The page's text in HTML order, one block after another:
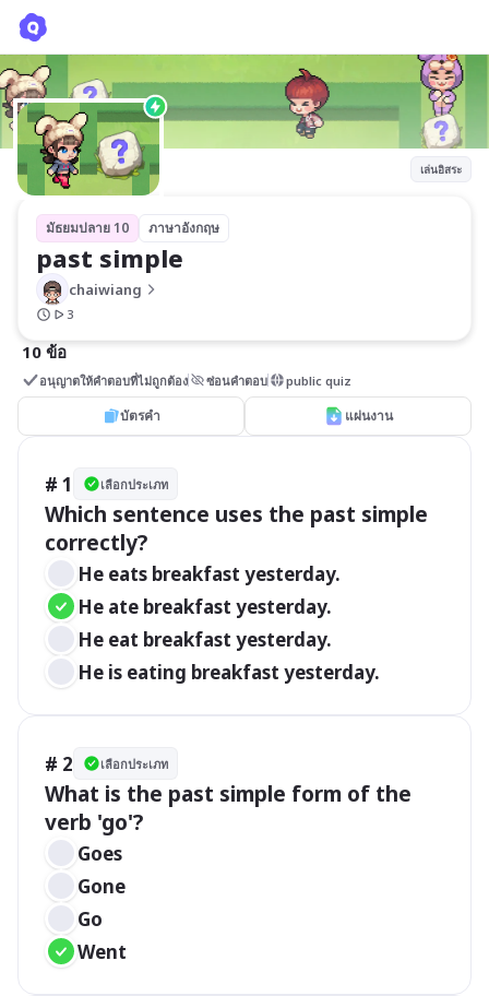
เล่นอิสระ
มัธยมปลาย 10 ภาษาอังกฤษ
past simple
chaiwiang
3
10 ข้อ
อนุญาตให้คำตอบที่ไม่ถูกต้อง ซ่อนคำตอบ public quiz
บัตรคำ แผ่นงาน
# 1 เลือกประเภท
Which sentence uses the past simple
correctly?
He eats breakfast yesterday.
He ate breakfast yesterday.
He eat breakfast yesterday.
He is eating breakfast yesterday.
# 2 เลือกประเภท
What is the past simple form of the
verb 'go'?
Goes
Gone
Go
Went